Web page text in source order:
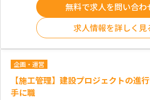
無料で求人を問い合わ
求人情報を詳しく見
企画・運営
【施工管理】建設プロジェクトの進
手に職